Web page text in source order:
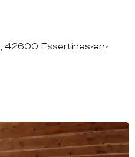
42600 Essertines-en-